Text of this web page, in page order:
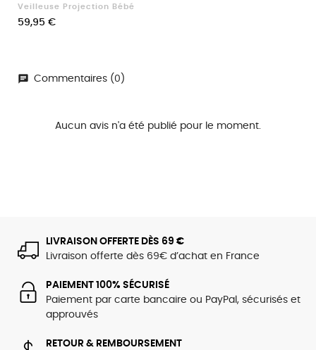
Veilleuse Projection Bébé
Prix
59,95 €
Commentaires (0)
Aucun avis n'a été publié pour le moment.
LIVRAISON OFFERTE DÈS 69 €
Livraison offerte dès 69€ d’achat en France
PAIEMENT 100% SÉCURISÉ
Paiement par carte bancaire ou PayPal, sécurisés et
approuvés
RETOUR & REMBOURSEMENT